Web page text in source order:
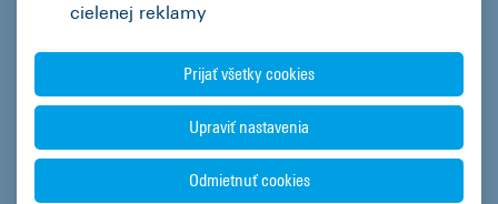
Predchádzajúca
Pozrieť všetky
cielenej reklamy
Prijať všetky cookies
Upraviť nastavenia
Odmietnuť cookies